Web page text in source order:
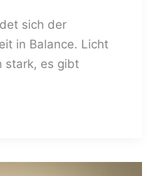
sich der
in Balance. Licht
stark, es gibt